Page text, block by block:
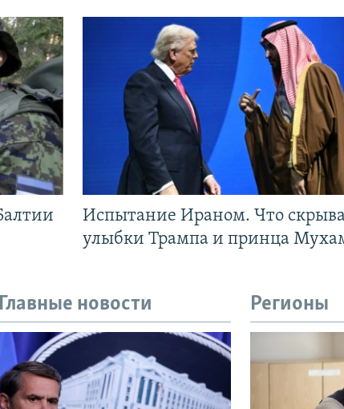
Испытание Ираном. Что
улыбки Трампа и принца
Главные новости Регионы